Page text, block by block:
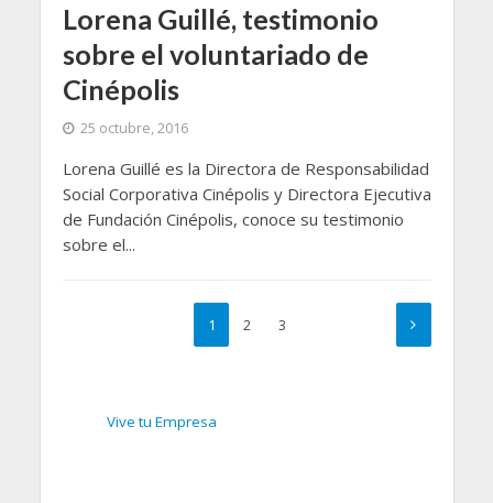
Lorena Guillé, testimonio
sobre el voluntariado de
Cinépolis
25 octubre, 2016
Lorena Guillé es la Directora de Responsabilidad
Social Corporativa Cinépolis y Directora Ejecutiva
de Fundación Cinépolis, conoce su testimonio
sobre el...
1 2 3
Vive tu Empresa